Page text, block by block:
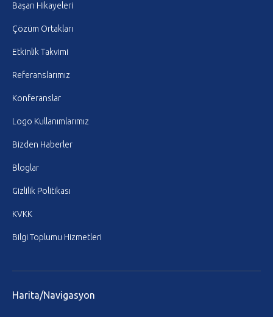
Başarı Hikayeleri
Çözüm Ortakları
Etkinlik Takvimi
Referanslarımız
Konferanslar
Logo Kullanımlarımız
Bizden Haberler
Bloglar
Gizlilik Politikası
KVKK
Bilgi Toplumu Hizmetleri
Harita/Navigasyon